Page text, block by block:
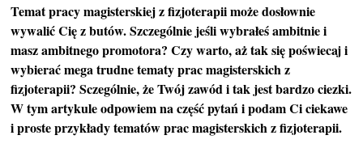
Temat pracy magisterskiej z fizjoterapii może dosłownie
wywalić Cię z butów. Szczególnie jeśli wybrałeś ambitnie i
masz ambitnego promotora? Czy warto, aż tak się poświecaj i
wybierać mega trudne tematy prac magisterskich z
fizjoterapii? Sczególnie, że Twój zawód i tak jest bardzo ciezki.
W tym artykule odpowiem na część pytań i podam Ci ciekawe
i proste przykłady tematów prac magisterskich z fizjoterapii.